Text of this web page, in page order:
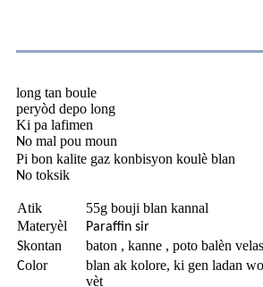
long tan boule
peryòd depo long
Ki pa lafimen
No mal pou moun
Pi bon kalite gaz konbisyon koulè blan
No toksik
Atik
55g bouji blan kannal
Materyèl
Paraffin sir
Skontan baton , kanne , poto balèn velas
Color
blan ak kolore, ki gen ladan
vèt